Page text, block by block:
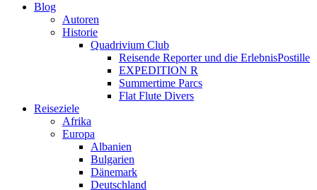
Blog
Autoren
Historie
Quadrivium Club
Reisende Reporter und die ErlebnisPostille
EXPEDITION R
Summertime Parcs
Flat Flute Divers
Reiseziele
Afrika
Europa
Albanien
Bulgarien
Dänemark
Deutschland